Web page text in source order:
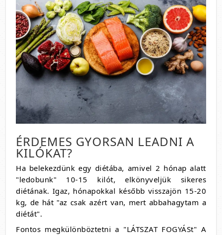
ÉRDEMES GYORSAN LEADNI A
KILÓKAT?
Ha belekezdünk egy diétába, amivel 2 hónap alatt
"ledobunk" 10-15 kilót, elkönyveljük sikeres
diétának. Igaz, hónapokkal később visszajön 15-20
kg, de hát "az csak azért van, mert abbahagytam a
diétát".
Fontos megkülönböztetni a "LÁTSZAT FOGYÁSt" A